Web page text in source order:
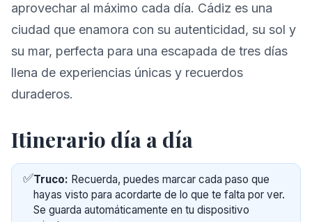
aprovechar al máximo cada día. Cádiz es una
ciudad que enamora con su autenticidad, su sol y
su mar, perfecta para una escapada de tres días
llena de experiencias únicas y recuerdos
duraderos.
Itinerario día a día
✅Truco: Recuerda, puedes marcar cada paso que
hayas visto para acordarte de lo que te falta por ver.
Se guarda automáticamente en tu dispositivo